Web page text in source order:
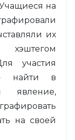
на
их
участия
найти в
явление,
на своей